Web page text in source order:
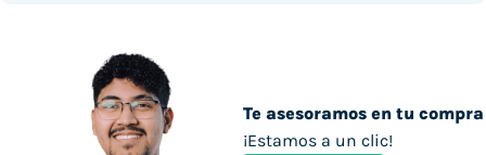
Te asesoramos en tu compra
¡Estamos a un clic!